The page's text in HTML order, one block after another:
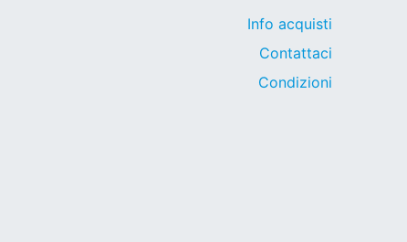
Info acquisti
Contattaci
Condizioni